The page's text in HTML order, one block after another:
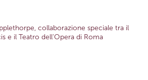
collaborazione speciale tra il
e il Teatro dell'Opera di Roma